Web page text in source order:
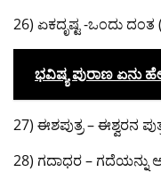
26) ಏಕದೃಷ್ಟ -ಒಂದು ದಂತ
ಭವಿಷ್ಯ ಪುರಾಣ ಏನು
27) ಈಶಪುತ್ರ – ಈಶ್ವರನ
28) ಗದಾಧರ –